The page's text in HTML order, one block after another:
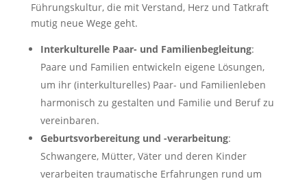
Führungskultur, die mit Verstand, Herz und Tatkraft
mutig neue Wege geht.
Interkulturelle Paar- und Familienbegleitung:
Paare und Familien entwickeln eigene Lösungen,
um ihr (interkulturelles) Paar- und Familienleben
harmonisch zu gestalten und Familie und Beruf zu
vereinbaren.
Geburtsvorbereitung und -verarbeitung:
Schwangere, Mütter, Väter und deren Kinder
verarbeiten traumatische Erfahrungen rund um